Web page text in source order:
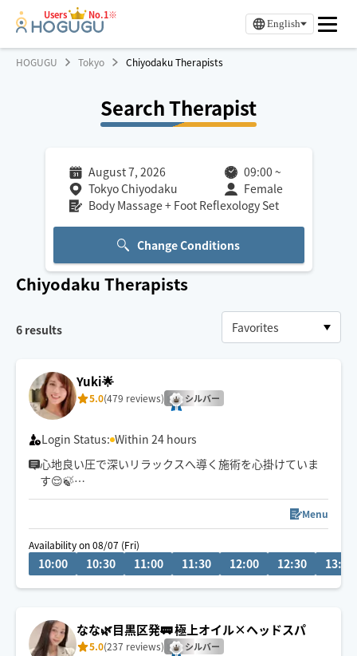
Users No.1※
English
HOGUGU Tokyo Chiyodaku Therapists
Search Therapist
August 7, 2026 09:00 ~
Tokyo Chiyodaku
Female
Body Massage + Foot Reflexology Set
Change Conditions
Chiyodaku Therapists
6 results
Yuki🌟
5.0(479 reviews) シルバー
Login Status: Within 24 hours
心地良い圧で深いリラックスへ導く施術を心掛けていま
す😌🍃
もみほぐしはストレッチ込みの施術も可能です✨
Menu
Availability on 08/07 (Fri)
10:00 10:30 11:00 11:30 12:00 12:30 13:00
なな🌿目黒区発🚃 極上オイル×ヘッドスパ
5.0(237 reviews) シルバー